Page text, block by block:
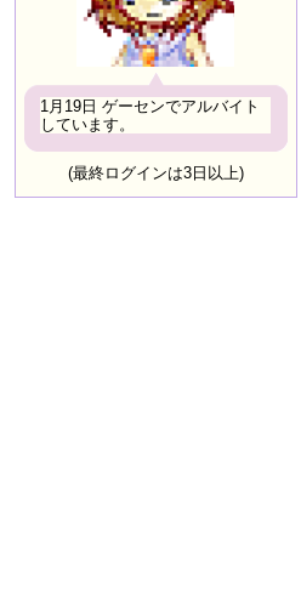
1月19日 ゲーセンでアルバイト
しています。
(最終ログインは3日以上)